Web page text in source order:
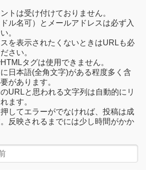
トは受け付けておりません。
ル名可）とメールアドレスは必ず入
。
を表示されたくないときはURLも必
さい。
タグは使用できません。
日本語(全角文字)がある程度多く含
があります。
URLと思われる文字列は自動的にリ
ます。
してエラーがでなければ、投稿は成
反映されるまでには少し時間がかか